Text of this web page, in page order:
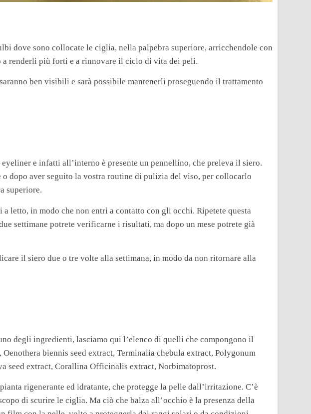
dove sono collocate le ciglia, nella palpebra superiore, arricchendole con
renderli più forti e a rinnovare il ciclo di vita dei peli.
ben visibili e sarà possibile mantenerli proseguendo il trattamento
e infatti all’interno è presente un pennellino, che preleva il siero.
o dopo aver seguito la vostra routine di pulizia del viso, per collocarlo
superiore.
letto, in modo che non entri a contatto con gli occhi. Ripetete questa
settimane potrete verificarne i risultati, ma dopo un mese potrete già
il siero due o tre volte alla settimana, in modo da non ritornare alla
degli ingredienti, lasciamo qui l’elenco di quelli che compongono il
biennis seed extract, Terminalia chebula extract, Polygonum
seed extract, Corallina Officinalis extract, Norbimatoprost.
rigenerante ed idratante, che protegge la pelle dall’irritazione. C’è
di scurire le ciglia. Ma ciò che balza all’occhio è la presenza della